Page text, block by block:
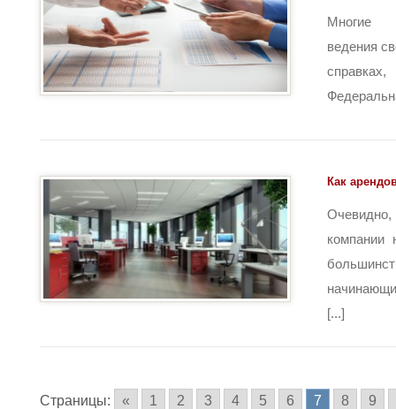
Многие
ведения
Как
компании
[...]
Страницы: « 1 2 3 4 5 6 7 8 9